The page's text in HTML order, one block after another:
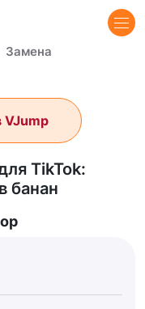
Замена
TikTok:
банан